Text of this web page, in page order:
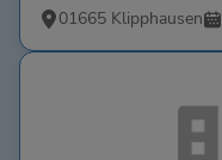
01665 Klipphausen